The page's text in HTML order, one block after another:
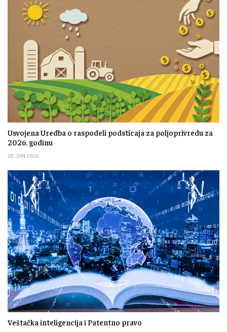
Usvojena Uredba o raspodeli podsticaja za poljoprivredu za
2026. godinu
28. JAN 2026.
Veštačka inteligencija i Patentno pravo